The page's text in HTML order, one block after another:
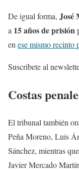
De igual forma, José
a 15 años de prisión
enese mismo recinto
Suscribete al
Costas
El tribunal también
Peña Moreno, Luis
Sánchez, mientras
Javier Mercado